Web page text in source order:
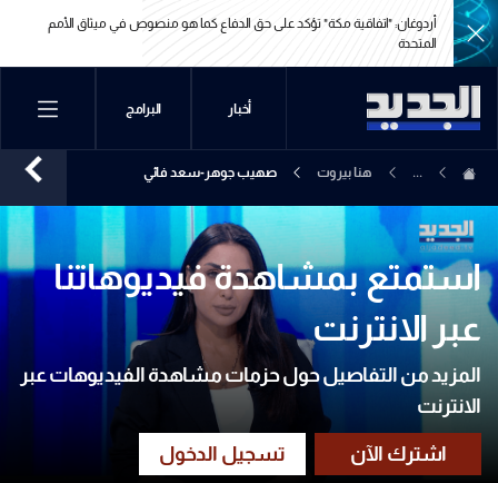
أردوغان: "اتفاقية مكة" تؤكد على حق الدفاع كما هو منصوص في ميثاق الأمم
المتحدة
أردوغان: "اتفاقية مكة" تؤكد على حق الدفاع كما هو منصوص في ميثاق الأمم
المتحدة
أخبار البرامج
... هنا بيروت صهيب جوهر-سعد فائي
استمتع بمشاهدة فيديوهاتنا
عبر الانترنت
المزيد من التفاصيل حول حزمات مشاهدة الفيديوهات عبر
الانترنت